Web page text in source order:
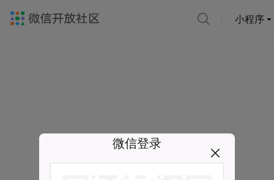
小程序
微信登录